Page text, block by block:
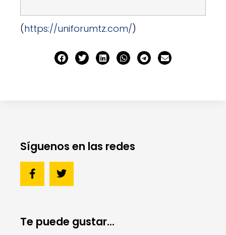
(https://uniforumtz.com/)
Síguenos en las redes
Te puede gustar...